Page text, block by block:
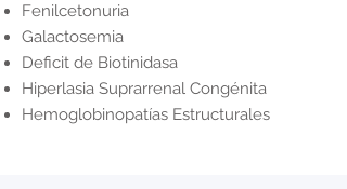
Fenilcetonuria
Galactosemia
Deficit de Biotinidasa
Hiperlasia Suprarrenal Congénita
Hemoglobinopatías Estructurales